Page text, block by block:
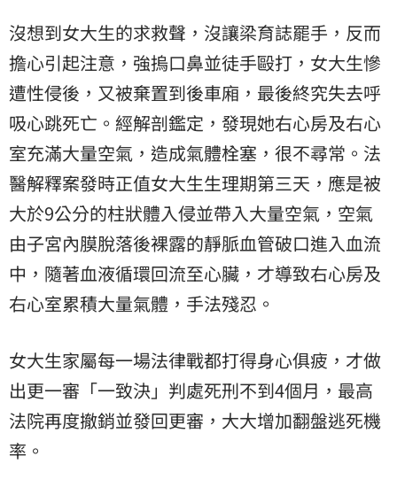
沒想到女大生的求救聲，沒讓梁育誌罷手，反而
擔心引起注意，強摀口鼻並徒手毆打，女大生慘
遭性侵後，又被棄置到後車廂，最後終究失去呼
吸心跳死亡。經解剖鑑定，發現她右心房及右心
室充滿大量空氣，造成氣體栓塞，很不尋常。法
醫解釋案發時正值女大生生理期第三天，應是被
大於9公分的柱狀體入侵並帶入大量空氣，空氣
由子宮內膜脫落後裸露的靜脈血管破口進入血流
中，隨著血液循環回流至心臟，才導致右心房及
右心室累積大量氣體，手法殘忍。
女大生家屬每一場法律戰都打得身心俱疲，才做
出更一審「一致決」判處死刑不到4個月，最高
法院再度撤銷並發回更審，大大增加翻盤逃死機
率。